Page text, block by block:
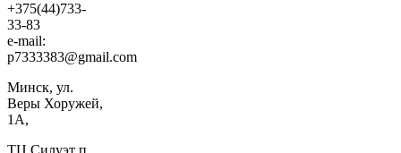
+375(44)733-
33-83
e-mail:
p7333383@gmail.com
Минск, ул.
Веры Хоружей,
1А,